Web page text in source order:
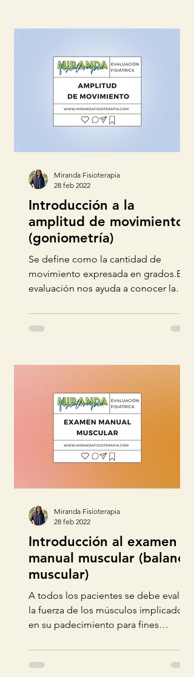
Introducción a la
amplitud de movimiento
(goniometría)
Se define como la cantidad de
movimiento expresada en grados.Esta
evaluación nos ayuda a conocer la
inicio
Miranda Fisioterapia
28 feb 2022
Introducción al examen
manual muscular (balance
muscular)
A todos los pacientes se debe evaluar
la fuerza de los músculos implicados
en su padecimiento para fines
Miranda Fisioterapia
28 feb 2022